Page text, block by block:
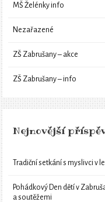
MŠ Želénky info
Nezařazené
ZŠ Zabrušany – akce
ZŠ Zabrušany – info
Nejnovější
Tradiční setkání s myslivci v
Pohádkový Den dětí v
a soutěžemi